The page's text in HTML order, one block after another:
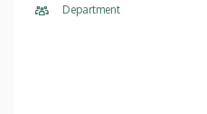
Department